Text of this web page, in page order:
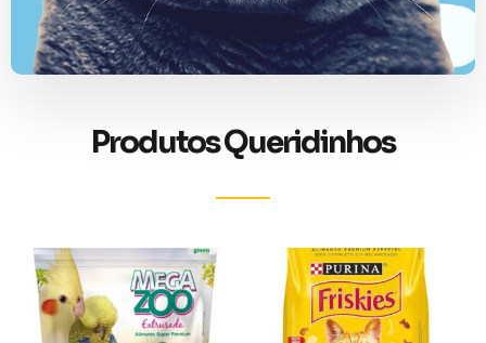
Produtos Queridinhos